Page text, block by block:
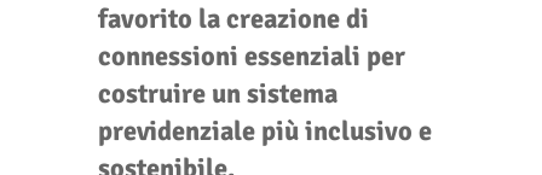
favorito la creazione di
connessioni essenziali per
costruire un sistema
previdenziale più inclusivo e